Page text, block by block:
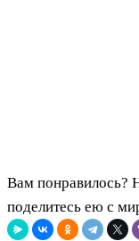
Вам понравилось?
поделитесь ею с